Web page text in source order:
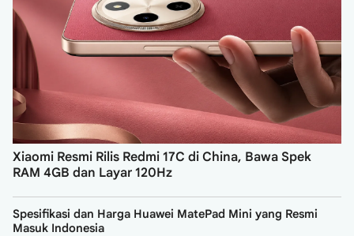
Xiaomi Resmi Rilis Redmi 17C di China, Bawa Spek
RAM 4GB dan Layar 120Hz
Spesifikasi dan Harga Huawei MatePad Mini yang Resmi
Masuk Indonesia